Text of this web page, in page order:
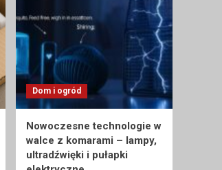
Dom i ogród
Nowoczesne technologie w
walce z komarami – lampy,
ultradźwięki i pułapki